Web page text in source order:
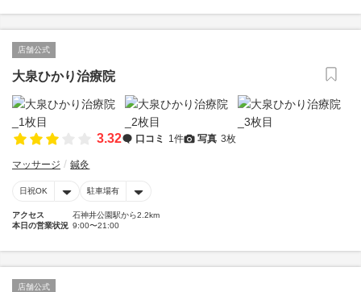
店舗公式
大泉ひかり治療院
3.32 口コミ 1件 写真 3枚
マッサージ 鍼灸
日祝OK 駐車場有
アクセス
石神井公園駅から2.2km
本日の営業状況 9:00〜21:00
店舗公式